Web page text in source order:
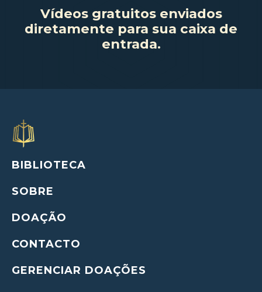
Vídeos gratuitos enviados
diretamente para sua caixa de
entrada.
BIBLIOTECA
SOBRE
DOAÇÃO
CONTACTO
GERENCIAR DOAÇÕES